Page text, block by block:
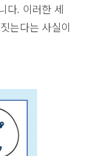
다. 이러한 세
는다는 사실이